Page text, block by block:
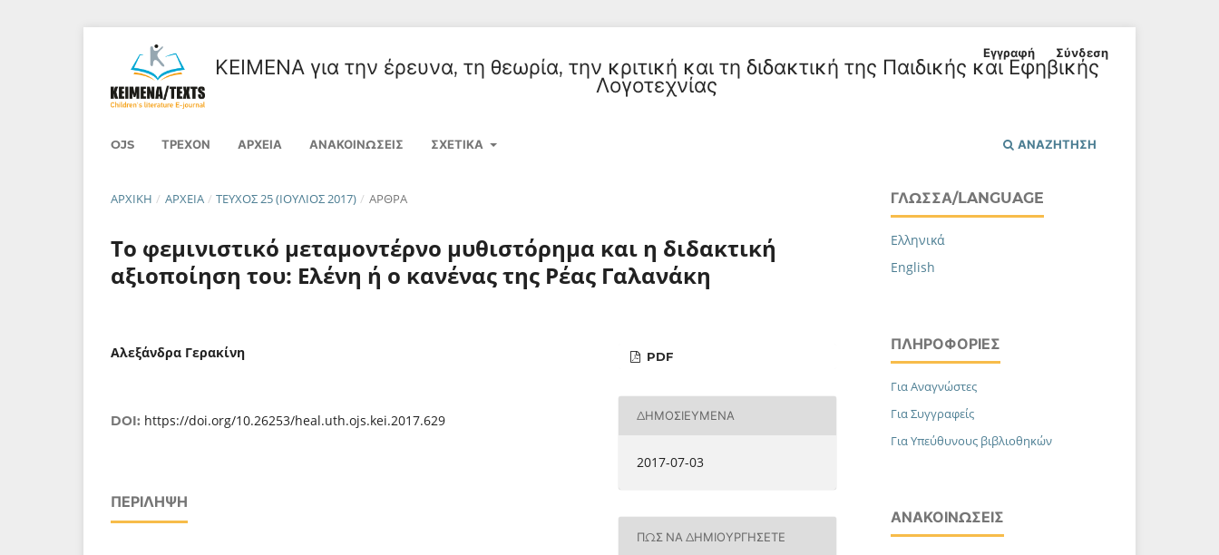
ΚΕΙΜΕΝΑ για την έρευνα, τη θεωρία, την κριτική και τη διδακτική της Παιδικής και Εφηβικής
Λογοτεχνίας
OJS ΤΡΈΧΟΝ ΑΡΧΕΊΑ ΑΝΑΚΟΙΝΏΣΕΙΣ ΣΧΕΤΙΚΆ ΑΝΑΖΉΤΗΣΗ
Εγγραφή Σύνδεση
ΑΡΧΙΚΉ / ΑΡΧΕΊΑ / ΤΕΎΧΟΣ 25 (ΙΟΎΛΙΟΣ 2017) / ΑΡΘΡΑ
Το φεμινιστικό μεταμοντέρνο μυθιστόρημα και η διδακτική
αξιοποίηση του: Ελένη ή ο κανένας της Ρέας Γαλανάκη
Αλεξάνδρα Γερακίνη
DOI: https://doi.org/10.26253/heal.uth.ojs.kei.2017.629
ΠΕΡΊΛΗΨΗ
PDF
ΔΗΜΟΣΙΕΥΜΈΝΑ
2017-07-03
ΠΏΣ ΝΑ ΔΗΜΙΟΥΡΓΉΣΕΤΕ
ΓΛΏΣΣΑ/LANGUAGE
Ελληνικά
English
ΠΛΗΡΟΦΟΡΊΕΣ
Για Αναγνώστες
Για Συγγραφείς
Για Υπεύθυνους βιβλιοθηκών
ΑΝΑΚΟΙΝΏΣΕΙΣ